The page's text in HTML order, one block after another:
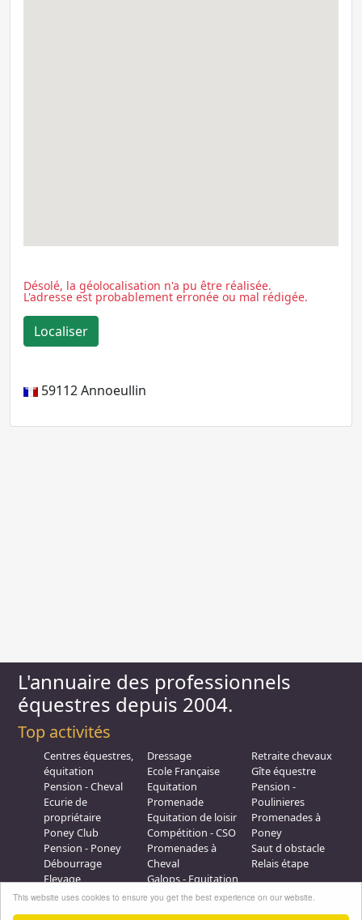
This website uses cookies to ensure you get the best experience on our website.
Désolé, la géolocalisation n'a pu être réalisée.
L'adresse est probablement erronée ou mal rédigée.
59112Annoeullin
L'annuaire des professionnels
équestres depuis 2004.
Top activités
Centres équestres,
équitation
Pension - Cheval
Ecurie de
propriétaire
Poney Club
Pension - Poney
Débourrage
Elevage
Dressage
Ecole Française
Equitation
Promenade
Equitation de loisir
Compétition - CSO
Promenades à
Cheval
Galops - Equitation
Retraite chevaux
Gîte équestre
Pension -
Poulinieres
Promenades à
Poney
Saut d obstacle
Relais étape
Plus d'infos